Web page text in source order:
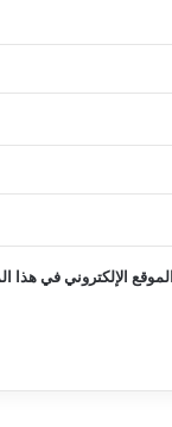
الإلكتروني في هذا